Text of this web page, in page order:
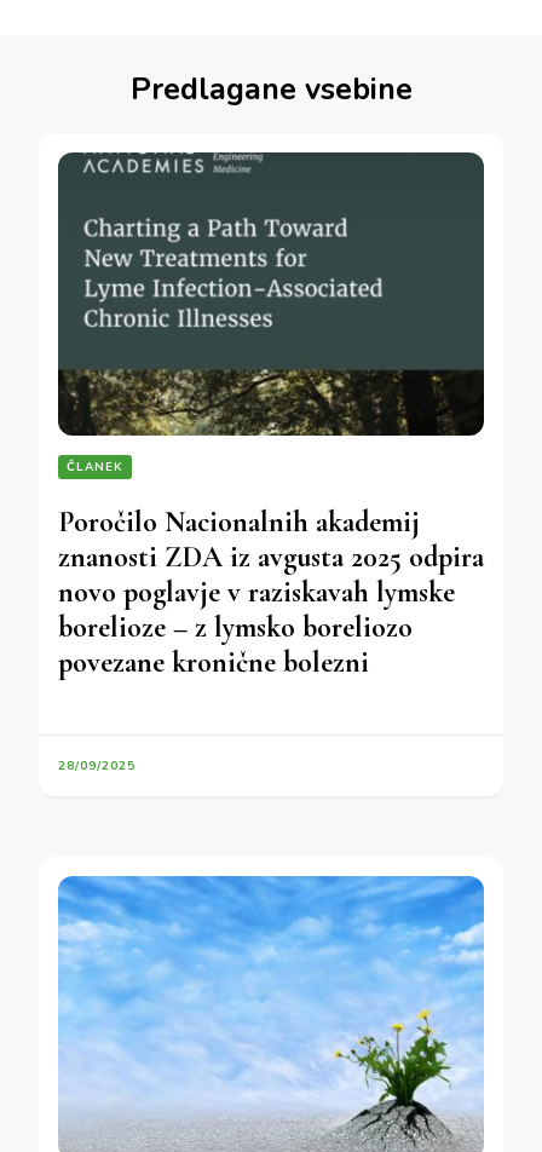
Predlagane vsebine
ČLANEK
Poročilo Nacionalnih akademij
znanosti ZDA iz avgusta 2025 odpira
novo poglavje v raziskavah lymske
borelioze – z lymsko boreliozo
povezane kronične bolezni
28/09/2025